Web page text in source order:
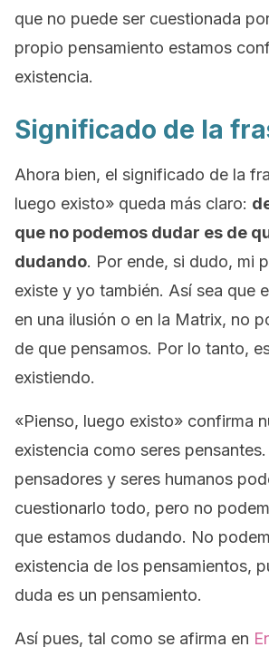
que no puede ser cuestionada
propio pensamiento estamos
existencia.
Significado de la
Ahora bien, el significado de la
luego existo» queda más claro:
que no podemos dudar es de
dudando. Por ende, si dudo, mi
existe y yo también. Así sea que
en una ilusión o en la Matrix, no
de que pensamos. Por lo tanto,
existiendo.
«Pienso, luego existo» confirma
existencia como seres
pensadores y seres humanos
cuestionarlo todo, pero no
que estamos dudando. No
existencia de los pensamientos,
duda es un pensamiento.
Así pues, tal como se afirma en